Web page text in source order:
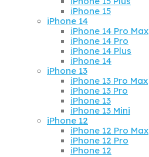
iPhone 15
iPhone 14
iPhone 14 Pro Max
iPhone 14 Pro
iPhone 14 Plus
iPhone 14
iPhone 13
iPhone 13 Pro Max
iPhone 13 Pro
iPhone 13
iPhone 13 Mini
iPhone 12
iPhone 12 Pro Max
iPhone 12 Pro
iPhone 12